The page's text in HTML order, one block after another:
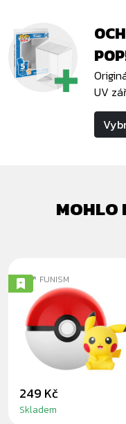
UV
MOHLO
FUNISM
POKÉMON
PALMSIZE
WONDERS
BLINDBOX
249 Kč
Skladem